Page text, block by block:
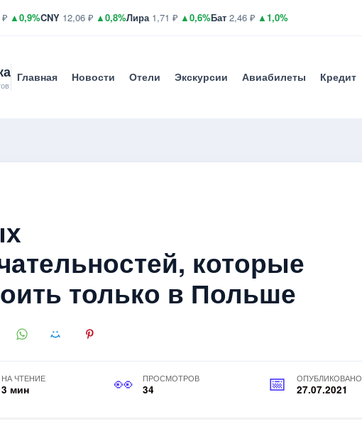
▲0,9%CNY 12,06 ₽ ▲0,8%Лира1,71 ₽ ▲0,6%Бат 2,46 ₽ ▲1,0%
Главная Новости Отели Экскурсии Авиабилеты Кредит
которые
только в Польше
НА ЧТЕНИЕ
3 мин
ПРОСМОТРОВ
34
ОПУБЛИКОВАНО
27.07.2021